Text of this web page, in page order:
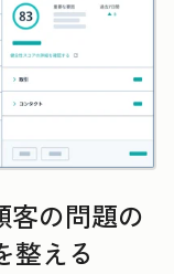
客の問題の
整える